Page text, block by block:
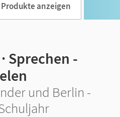
anzeigen
Sprechen -
und Berlin -